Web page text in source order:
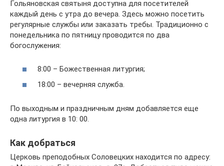
Гольяновская святыня доступна для посетителей
каждый день с утра до вечера. Здесь можно посетить
регулярные службы или заказать требы. Традиционно с
понедельника по пятницу проводится по два
богослужения:
8:00 – Божественная литургия;
18:00 – вечерняя служба.
По выходным и праздничным дням добавляется еще
одна литургия в 10: 00.
Как добраться
Церковь преподобных Соловецких находится по адресу: